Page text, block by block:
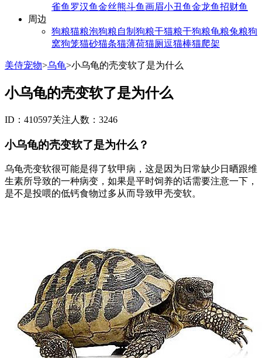
雀鱼 罗汉鱼金丝熊斗鱼画眉小丑鱼金龙鱼招财鱼
周边
狗粮猫粮泡狗粮自制狗粮干猫粮干狗粮龟粮兔粮狗
窝狗笼猫砂猫条猫薄荷猫厕逗猫棒猫爬架
美侍宠物>乌龟>小乌龟的壳变软了是为什么
小乌龟的壳变软了是为什么
ID：410597关注人数：3246
小乌龟的壳变软了是为什么？
乌龟壳变软很可能是得了软甲病，这是因为日常缺少日晒跟维
生素所导致的一种病变，如果是平时饲养的话需要注意一下，
是不是投喂的低钙食物过多从而导致甲壳变软。